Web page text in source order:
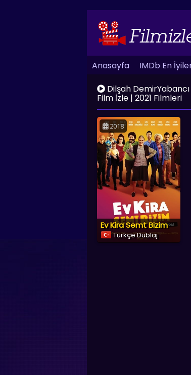
Anasayfa IMDb En
Dilşah
Film İzle | 2021 Filmleri
2018
Ev Kira Semt Bizim
Türkçe Dublaj